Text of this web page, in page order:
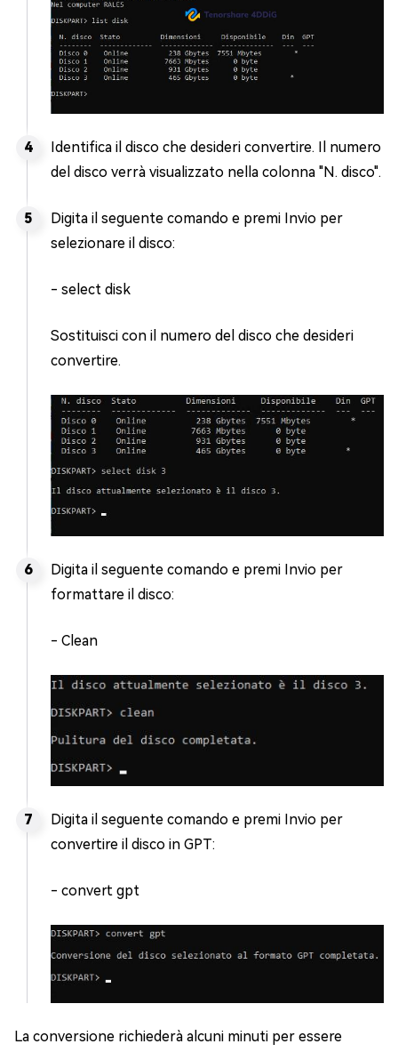
Identifica il disco che desideri convertire. Il numero
del disco verrà visualizzato nella colonna "N. disco".
Digita il seguente comando e premi Invio per
selezionare il disco:
- select disk
Sostituisci con il numero del disco che desideri
convertire.
Digita il seguente comando e premi Invio per
formattare il disco:
- Clean
Digita il seguente comando e premi Invio per
convertire il disco in GPT:
- convert gpt
La conversione richiederà alcuni minuti per essere